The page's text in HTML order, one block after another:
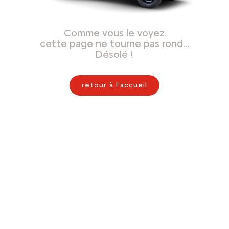
Comme vous le voyez
cette page ne tourne pas rond…
Désolé !
retour à l'accueil